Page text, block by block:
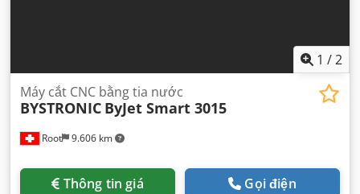
1 /2
Root 9.606 km
Máy cắt CNC bằng tia nước
BYSTRONIC ByJet Smart 3015
Thông tin giá Gọi điện